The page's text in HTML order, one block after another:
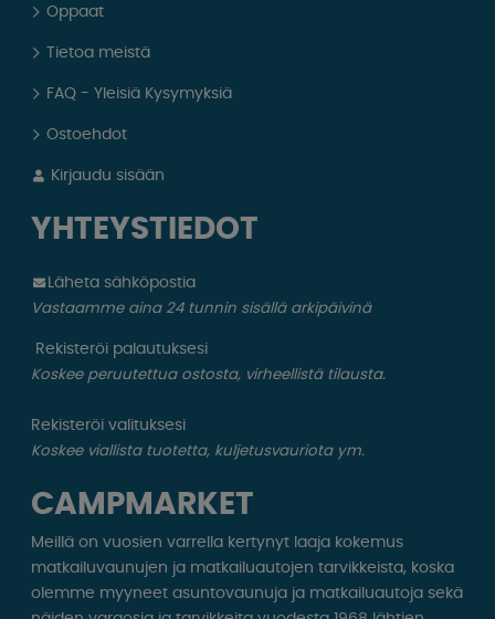
Oppaat
Tietoa meistä
FAQ - Yleisiä Kysymyksiä
Ostoehdot
Kirjaudu sisään
YHTEYSTIEDOT
Läheta sähköpostia
Vastaamme aina 24 tunnin sisällä arkipäivinä
Rekisteröi palautuksesi
Koskee peruutettua ostosta, virheellistä tilausta.
Rekisteröi valituksesi
Koskee viallista tuotetta, kuljetusvauriota ym.
CAMPMARKET
Meillä on vuosien varrella kertynyt laaja kokemus
matkailuvaunujen ja matkailuautojen tarvikkeista, koska
olemme myyneet asuntovaunuja ja matkailuautoja sekä